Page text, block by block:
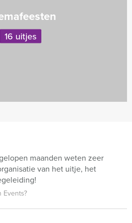
16 uitjes
maanden weten zeer
van het uitje, het
Events?